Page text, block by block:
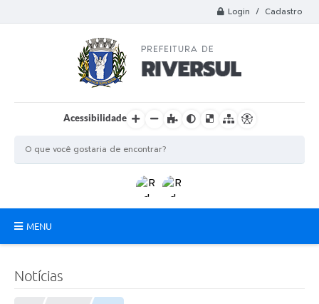
Login / Cadastro
Acessibilidade
MENU
Notícias